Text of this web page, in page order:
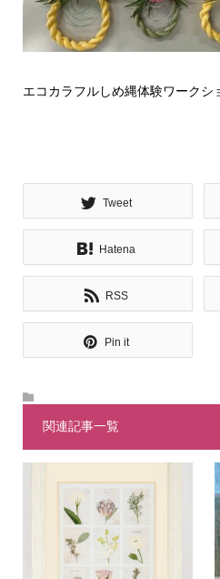
エコカラフルしめ縄体験ワークシ
Tweet
Hatena
RSS
Pin it
関連記事一覧